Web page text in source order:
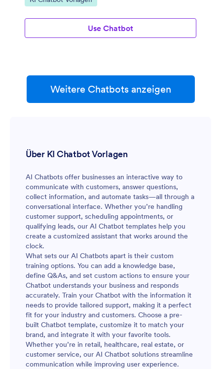
Use Chatbot
Weitere Chatbots anzeigen
Über KI Chatbot Vorlagen
AI Chatbots offer businesses an interactive way to
communicate with customers, answer questions,
collect information, and automate tasks—all through a
conversational interface. Whether you’re handling
customer support, scheduling appointments, or
qualifying leads, our AI Chatbot templates help you
create a customized assistant that works around the
clock.
What sets our AI Chatbots apart is their custom
training options. You can add a knowledge base,
define Q&As, and set custom actions to ensure your
Chatbot understands your business and responds
accurately. Train your Chatbot with the information it
needs to provide tailored support, making it a perfect
fit for your industry and customers. Choose a pre-
built Chatbot template, customize it to match your
brand, and integrate it with your favorite tools.
Whether you’re in retail, healthcare, real estate, or
customer service, our AI Chatbot solutions streamline
communication while improving user experience.